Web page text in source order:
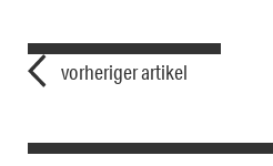
vorheriger artikel